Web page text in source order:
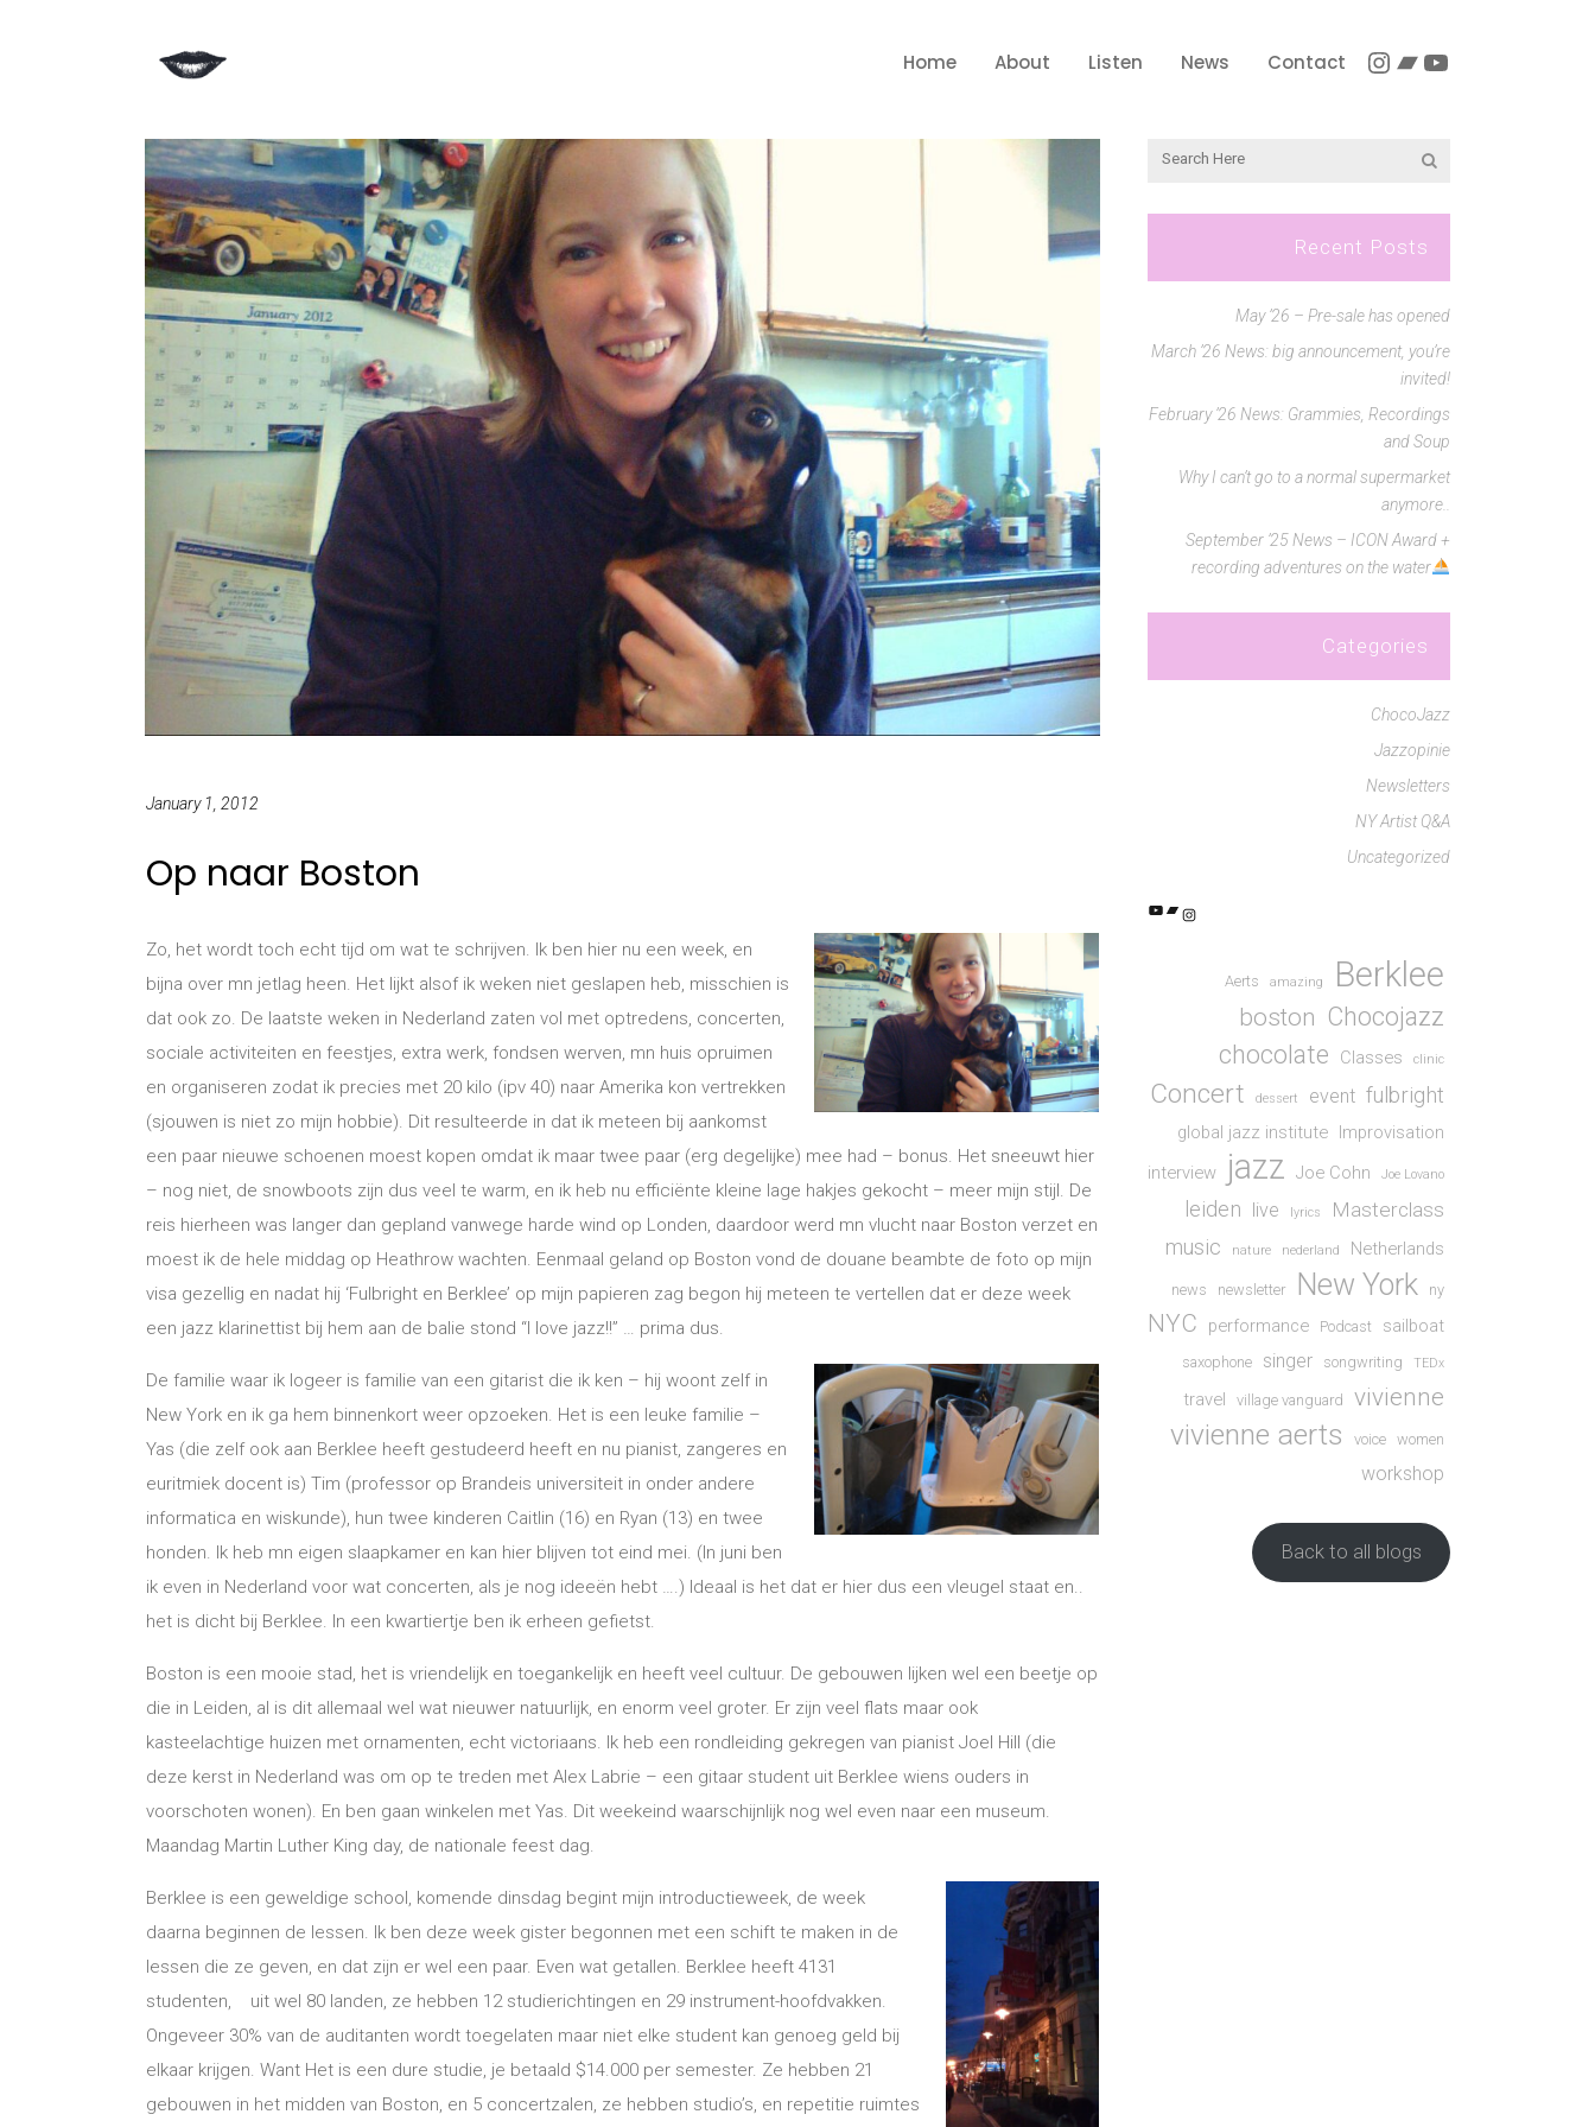
Instagram
Bandcamp
YouTube
Home About Listen News Contact
January 1, 2012
Op naar Boston
Zo, het wordt toch echt tijd om wat te schrijven. Ik ben hier nu een week, en
bijna over mn jetlag heen. Het lijkt alsof ik weken niet geslapen heb, misschien is
dat ook zo. De laatste weken in Nederland zaten vol met optredens, concerten,
sociale activiteiten en feestjes, extra werk, fondsen werven, mn huis opruimen
en organiseren zodat ik precies met 20 kilo (ipv 40) naar Amerika kon vertrekken
(sjouwen is niet zo mijn hobbie). Dit resulteerde in dat ik meteen bij aankomst
een paar nieuwe schoenen moest kopen omdat ik maar twee paar (erg degelijke) mee had – bonus. Het sneeuwt hier
– nog niet, de snowboots zijn dus veel te warm, en ik heb nu efficiënte kleine lage hakjes gekocht – meer mijn stijl. De
reis hierheen was langer dan gepland vanwege harde wind op Londen, daardoor werd mn vlucht naar Boston verzet en
moest ik de hele middag op Heathrow wachten. Eenmaal geland op Boston vond de douane beambte de foto op mijn
visa gezellig en nadat hij ‘Fulbright en Berklee’ op mijn papieren zag begon hij meteen te vertellen dat er deze week
een jazz klarinettist bij hem aan de balie stond “I love jazz!!” … prima dus.
De familie waar ik logeer is familie van een gitarist die ik ken – hij woont zelf in
New York en ik ga hem binnenkort weer opzoeken. Het is een leuke familie –
Yas (die zelf ook aan Berklee heeft gestudeerd heeft en nu pianist, zangeres en
euritmiek docent is) Tim (professor op Brandeis universiteit in onder andere
informatica en wiskunde), hun twee kinderen Caitlin (16) en Ryan (13) en twee
honden. Ik heb mn eigen slaapkamer en kan hier blijven tot eind mei. (In juni ben
ik even in Nederland voor wat concerten, als je nog ideeën hebt ….) Ideaal is het dat er hier dus een vleugel staat en..
het is dicht bij Berklee. In een kwartiertje ben ik erheen gefietst.
Boston is een mooie stad, het is vriendelijk en toegankelijk en heeft veel cultuur. De gebouwen lijken wel een beetje op
die in Leiden, al is dit allemaal wel wat nieuwer natuurlijk, en enorm veel groter. Er zijn veel flats maar ook
kasteelachtige huizen met ornamenten, echt victoriaans. Ik heb een rondleiding gekregen van pianist Joel Hill (die
deze kerst in Nederland was om op te treden met Alex Labrie – een gitaar student uit Berklee wiens ouders in
voorschoten wonen). En ben gaan winkelen met Yas. Dit weekeind waarschijnlijk nog wel even naar een museum.
Maandag Martin Luther King day, de nationale feest dag.
Berklee is een geweldige school, komende dinsdag begint mijn introductieweek, de week
daarna beginnen de lessen. Ik ben deze week gister begonnen met een schift te maken in de
lessen die ze geven, en dat zijn er wel een paar. Even wat getallen. Berklee heeft 4131
studenten, uit wel 80 landen, ze hebben 12 studierichtingen en 29 instrument-hoofdvakken.
Ongeveer 30% van de auditanten wordt toegelaten maar niet elke student kan genoeg geld bij
elkaar krijgen. Want Het is een dure studie, je betaald $14.000 per semester. Ze hebben 21
gebouwen in het midden van Boston, en 5 concertzalen, ze hebben studio’s, en repetitie ruimtes
Recent Posts
May ’26 – Pre-sale has opened
March ’26 News: big announcement, you’re
invited!
February ’26 News: Grammies, Recordings
and Soup
Why I can’t go to a normal supermarket
anymore..
September ’25 News – ICON Award +
recording adventures on the water
Categories
ChocoJazz
Jazzopinie
Newsletters
NY Artist Q&A
Uncategorized
YouTube
Bandcamp
Instagram
Aerts amazing Berklee
boston Chocojazz
chocolate
Classes clinic
Concert dessert event fulbright
global jazz institute Improvisation
interview
jazz Joe Cohn Joe Lovano
leiden live lyrics Masterclass
music nature nederland Netherlands
news newsletter New York ny
NYC performance Podcast sailboat
saxophone singer songwriting TEDx
travel village vanguard vivienne
vivienne aerts voice women
workshop
Back to all blogs